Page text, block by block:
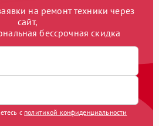
на ремонт техники через
сайт,
бессрочная скидка
с политикой конфиденциальности